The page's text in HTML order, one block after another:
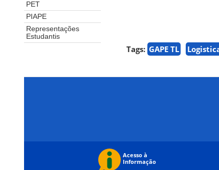
PET
PIAPE
Representações
Estudantis
Tags: GAPE TL